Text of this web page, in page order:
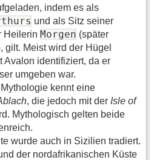
indem es als
und als Sitz seiner
Heilerin Morgen (später
gilt. Meist wird der Hügel
Avalon identifiziert, da er
umgeben war.
kennt eine
, die jedoch mit der Isle of
Mythologisch gelten beide
wurde auch in Sizilien tradiert.
der nordafrikanischen Küste